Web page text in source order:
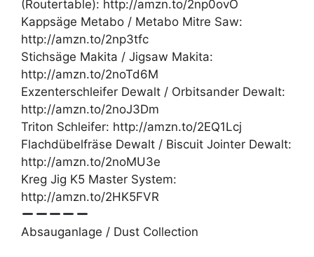
(Routertable): http://amzn.to/2np0ovO
Kappsäge Metabo / Metabo Mitre Saw:
http://amzn.to/2np3tfc
Stichsäge Makita / Jigsaw Makita:
http://amzn.to/2noTd6M
Exzenterschleifer Dewalt / Orbitsander Dewalt:
http://amzn.to/2noJ3Dm
Triton Schleifer: http://amzn.to/2EQ1Lcj
Flachdübelfräse Dewalt / Biscuit Jointer Dewalt:
http://amzn.to/2noMU3e
Kreg Jig K5 Master System:
http://amzn.to/2HK5FVR
Absauganlage / Dust Collection